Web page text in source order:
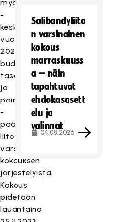
myötä.
-
keskusteltiin
vuoden
2024
budjetoinnin
tasosta
ja
painotuksista
-
päätettiin
liiton
varsinaisen
kokouksen
järjestelyistä.
Kokous
pidetään
lauantaina
Salibandyliito
n varsinainen
kokous
marraskuuss
a – näin
tapahtuvat
ehdokasasett
elu ja
valinnat
04.08.2026